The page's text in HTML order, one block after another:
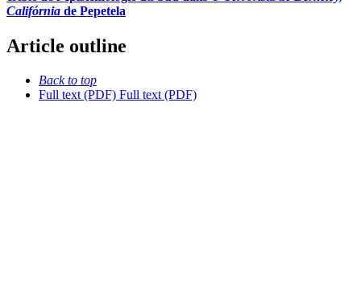
Califórnia de Pepetela
Article outline
Back to top
Full text (PDF) Full text (PDF)